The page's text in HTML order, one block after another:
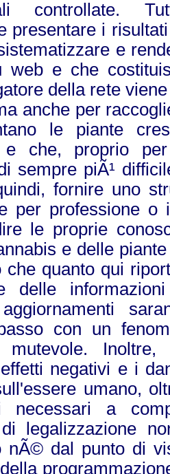
controllate.
presentare i
e
web e che
della rete
anche per
le piante
e che, proprio
sempre piÃ¹
fornire uno
per professione o
le proprie
e delle
che quanto qui
delle
con un
negativi e i
umano,
necessari a
legalizzazione
nÃ© dal punto di